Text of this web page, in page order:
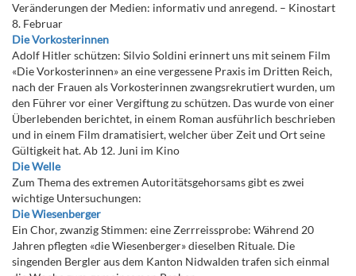
Veränderungen der Medien: informativ und anregend. – Kinostart
8. Februar
Die Vorkosterinnen
Adolf Hitler schützen: Silvio Soldini erinnert uns mit seinem Film
«Die Vorkosterinnen» an eine vergessene Praxis im Dritten Reich,
nach der Frauen als Vorkosterinnen zwangsrekrutiert wurden, um
den Führer vor einer Vergiftung zu schützen. Das wurde von einer
Überlebenden berichtet, in einem Roman ausführlich beschrieben
und in einem Film dramatisiert, welcher über Zeit und Ort seine
Gültigkeit hat. Ab 12. Juni im Kino
Die Welle
Zum Thema des extremen Autoritätsgehorsams gibt es zwei
wichtige Untersuchungen:
Die Wiesenberger
Ein Chor, zwanzig Stimmen: eine Zerrreissprobe: Während 20
Jahren pflegten «die Wiesenberger» dieselben Rituale. Die
singenden Bergler aus dem Kanton Nidwalden trafen sich einmal